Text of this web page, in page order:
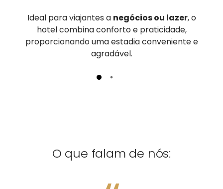
Ideal para viajantes a negócios ou lazer, o
hotel combina conforto e praticidade,
proporcionando uma estadia conveniente e
agradável.
O que falam de nós: